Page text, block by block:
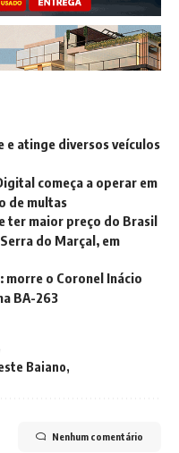
e atinge diversos veículos
começa a operar em
de multas
ter maior preço do Brasil
do Marçal, em
morre o Coronel Inácio
BA-263
Baiano
Nenhum comentário